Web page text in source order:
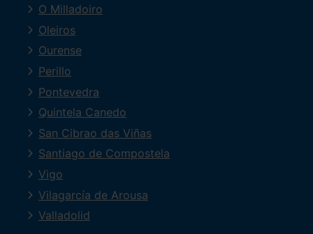
O Milladoiro
Oleiros
Ourense
Perillo
Pontevedra
Quintela Canedo
San Cibrao das Viñas
Santiago de Compostela
Vigo
Vilagarcía de Arousa
Valladolid